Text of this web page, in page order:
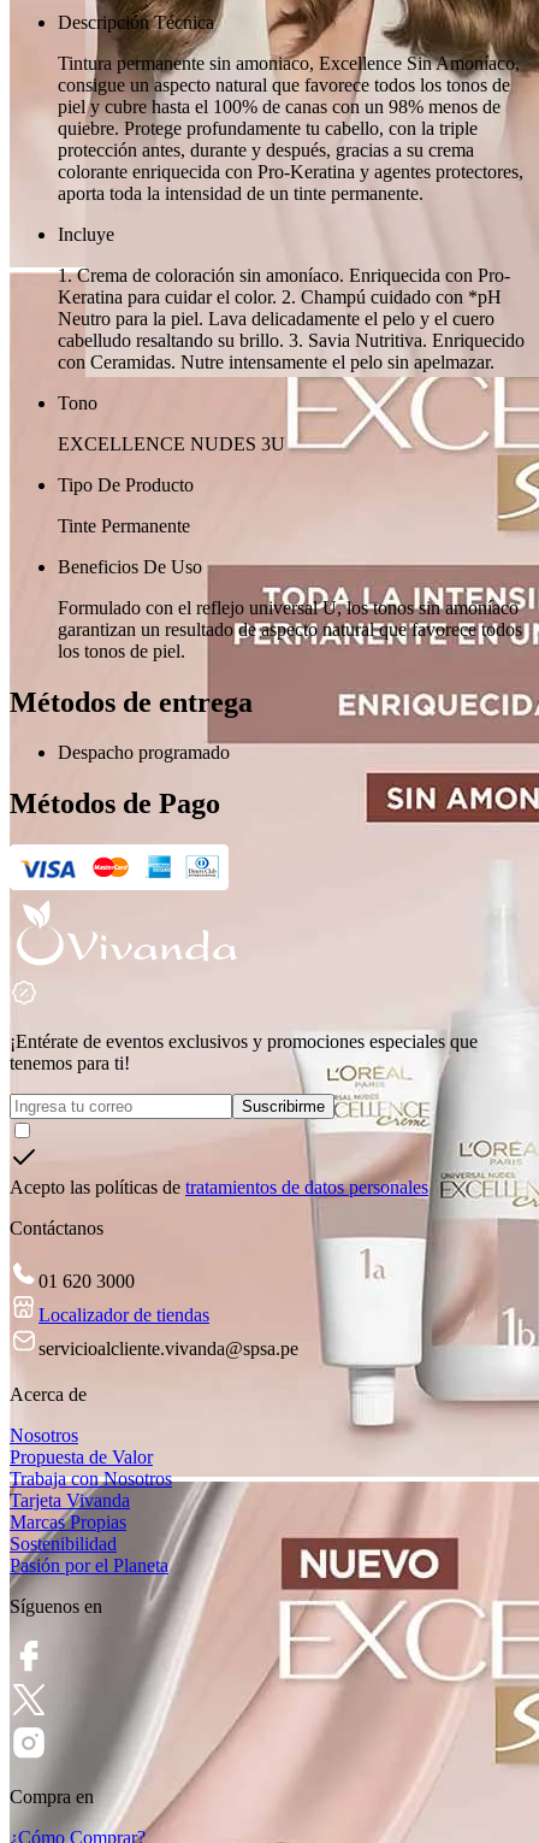
Descripción Técnica
Tintura permanente sin amoniaco, Excellence Sin Amoníaco,
consigue un aspecto natural que favorece todos los tonos de
piel y cubre hasta el 100% de canas con un 98% menos de
quiebre. Protege profundamente tu cabello, con la triple
protección antes, durante y después, gracias a su crema
colorante enriquecida con Pro-Keratina y agentes protectores,
aporta toda la intensidad de un tinte permanente.
Incluye
1. Crema de coloración sin amoníaco. Enriquecida con Pro-
Keratina para cuidar el color. 2. Champú cuidado con *pH
Neutro para la piel. Lava delicadamente el pelo y el cuero
cabelludo resaltando su brillo. 3. Savia Nutritiva. Enriquecido
con Ceramidas. Nutre intensamente el pelo sin apelmazar.
Tono
EXCELLENCE NUDES 3U
Tipo De Producto
Tinte Permanente
Beneficios De Uso
Formulado con el reflejo universal U, los tonos sin amoníaco
garantizan un resultado de aspecto natural que favorece todos
los tonos de piel.
Métodos de entrega
Despacho programado
Métodos de Pago
¡Entérate de eventos exclusivos y promociones especiales que
tenemos para ti!
Suscribirme
Acepto las políticas de tratamientos de datos personales
Contáctanos
01 620 3000
Localizador de tiendas
servicioalcliente.vivanda@spsa.pe
Acerca de
Nosotros
Propuesta de Valor
Trabaja con Nosotros
Tarjeta Vivanda
Marcas Propias
Sostenibilidad
Pasión por el Planeta
Síguenos en
Compra en
¿Cómo Comprar?